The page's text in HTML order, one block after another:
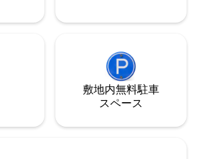
敷地内無料駐⁠車
ス⁠ペ⁠ー⁠ス